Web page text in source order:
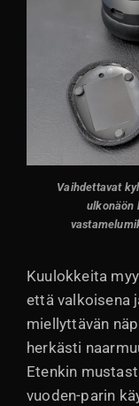
Vaihdettavat
ulkonäön
Kuulokkeita
että valkoisena
miellyttävän
herkästi
Etenkin
vuoden-parin